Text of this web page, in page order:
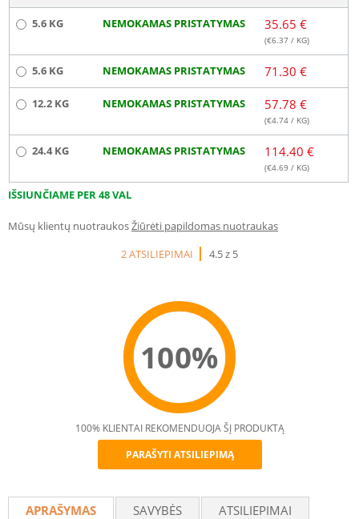
5.6 KG NEMOKAMAS PRISTATYMAS 35.65 €
(€6.37 / KG)
5.6 KG NEMOKAMAS PRISTATYMAS 71.30 €
12.2 KG NEMOKAMAS PRISTATYMAS 57.78 €
(€4.74 / KG)
24.4 KG NEMOKAMAS PRISTATYMAS 114.40 €
(€4.69 / KG)
IŠSIUNČIAME PER 48 VAL
Mūsų klientų nuotraukosŽiūrėti papildomas nuotraukas
2 ATSILIEPIMAI
4.5 z 5
100%
Recommend
100% KLIENTAI REKOMENDUOJA ŠĮ PRODUKTĄ
PARAŠYTI ATSILIEPIMĄ
APRAŠYMAS SAVYBĖS
ATSILIEPIMAI